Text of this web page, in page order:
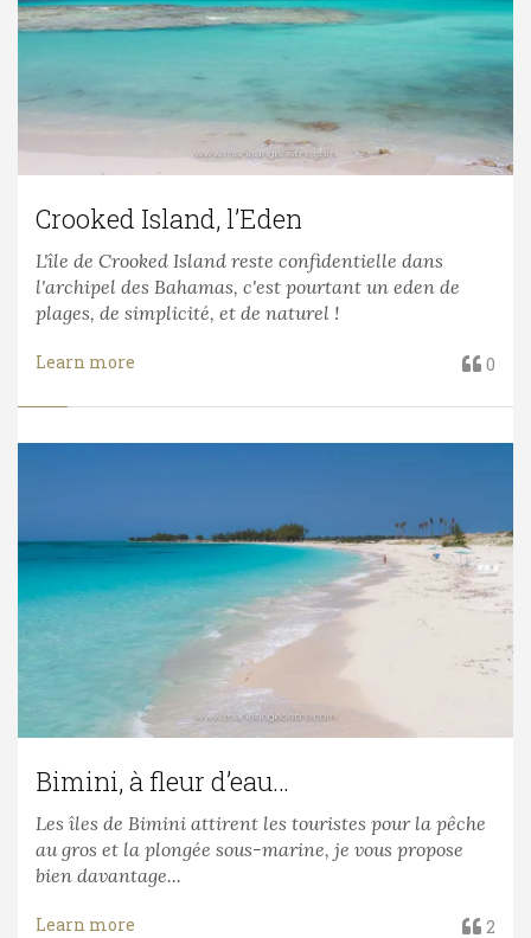
Crooked Island, l’Eden
L'île de Crooked Island reste confidentielle dans
l'archipel des Bahamas, c'est pourtant un eden de
plages, de simplicité, et de naturel !
Learn more 0
Bimini, à fleur d’eau…
Les îles de Bimini attirent les touristes pour la pêche
au gros et la plongée sous-marine, je vous propose
bien davantage...
Learn more 2